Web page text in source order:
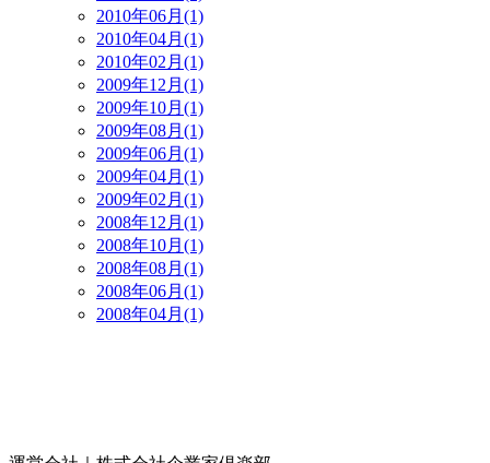
2010年06月(1)
2010年04月(1)
2010年02月(1)
2009年12月(1)
2009年10月(1)
2009年08月(1)
2009年06月(1)
2009年04月(1)
2009年02月(1)
2008年12月(1)
2008年10月(1)
2008年08月(1)
2008年06月(1)
2008年04月(1)